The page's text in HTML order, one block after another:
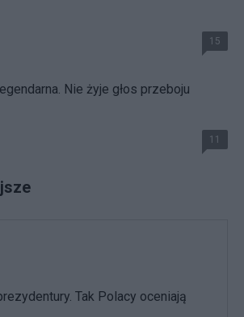
15
Nie żyje głos przeboju
11
Tak Polacy oceniają